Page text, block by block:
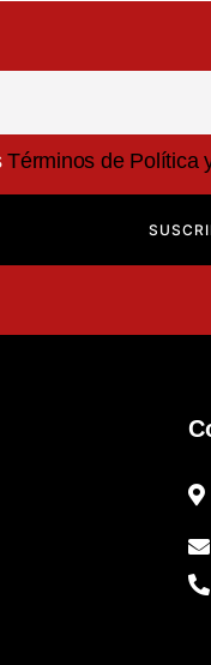
Términos de Política